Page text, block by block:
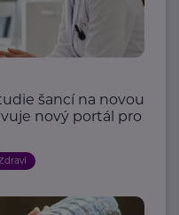
šancí na novou
nový portál pro